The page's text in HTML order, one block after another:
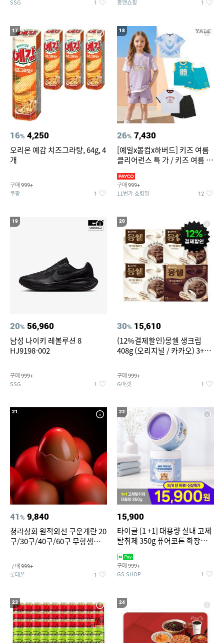
SSG 1 홈앤쇼핑 1
17
16% 4,250
오리온 예감 치즈그라탕, 64g, 4
개
구매 999+
쿠팡 1
18
26% 7,430
[예일x볼컴x하버드] 키즈 여름
클리어런스 특 가 / 키즈 여름 수
구매 999+
11번가 쇼킹딜 12
19
20% 56,960
남성 나이키 레볼루션 8
HJ9198-002
구매 999+
SSG 1
20
30% 15,610
(12%결제할인)몽쉘 생크림
408g (오리지널 / 카카오) 3+1
구매 999+
G마켓 1
21
41% 9,840
청라상회 원적외선 구운계란 20
구/30구/40구/60구 무항생제
구매 999+
롯데온 1
22
15,900
타이글 [1 +1] 대용량 실내 고체
탈취제 350g 퓨어코튼 화장실
구매 999+
GS SHOP 1
23 24